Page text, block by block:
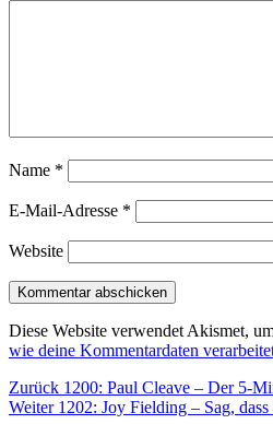
Name *
E-Mail-Adresse *
Website
Diese Website verwendet Akismet,
wie deine Kommentardaten
Beitragsnavigation
Zurück Vorheriger
Beitrag:
1200: Paul Cleave – Der 5-
Weiter Nächster
1202: Joy Fielding – Sag,